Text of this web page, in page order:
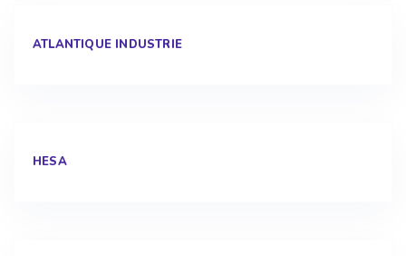
ATLANTIQUE INDUSTRIE
HESA